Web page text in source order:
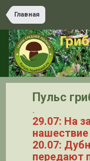
Главная
Пульс
.
29.07: На
20.07:
передают